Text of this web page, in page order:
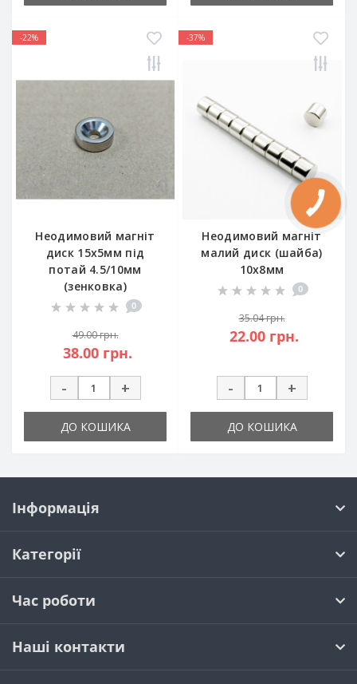
-22%
Неодимовий магніт
диск 15x5мм під
потай 4.5/10мм
(зенковка)
0
49.00 грн.
38.00 грн.
-
+
ДО КОШИКА
-37%
Неодимовий магніт
малий диск (шайба)
10х8мм
0
35.04 грн.
22.00 грн.
- +
ДО КОШИКА
Інформація
Категорії
Час роботи
Наші контакти